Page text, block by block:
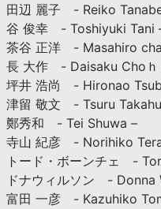
田辺 麗子 - Reiko
谷 俊幸 - Toshiyuki Tani
茶谷 正洋 - Masahiro
長 大作 - Daisaku Choｈ
坪井 浩尚 - Hironao
津留 敬文 - Tsuru
鄭秀和 - Tei Shuwa –
寺山 紀彦 - Norihiko
トード・ボーンチェ -
ドナウィルソン - Donna
富田 一彦 - Kazuhiko